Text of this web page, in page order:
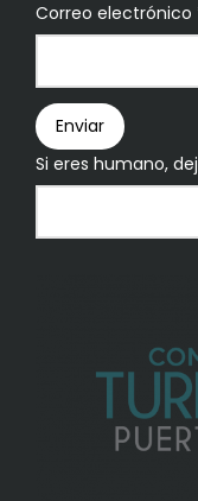
Boletín
Correo electrónico
Enviar
Si eres humano,